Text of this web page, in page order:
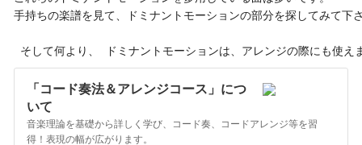
手持ちの楽譜を見て、ドミナントモーションの部分を探してみて下
そして何より、 ドミナントモーションは、アレンジの際にも使
「コード奏法＆アレンジコース」につ
いて
音楽理論を基礎から詳しく学び、コード奏、コードアレンジ等を習
得！表現の幅が広がります。